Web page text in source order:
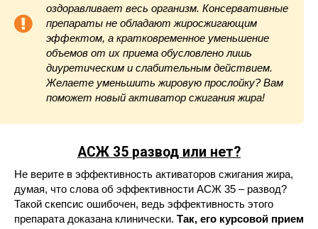
оздоравливает весь организм. Консервативные
препараты не обладают жиросжигающим
эффектом, а кратковременное уменьшение
объемов от их приема обусловлено лишь
диуретическим и слабительным действием.
Желаете уменьшить жировую прослойку? Вам
поможет новый активатор сжигания жира!
АСЖ 35 развод или нет?
Не верите в эффективность активаторов сжигания жира,
думая, что слова об эффективности АСЖ 35 – развод?
Такой скепсис ошибочен, ведь эффективность этого
препарата доказана клинически. Так, его курсовой прием